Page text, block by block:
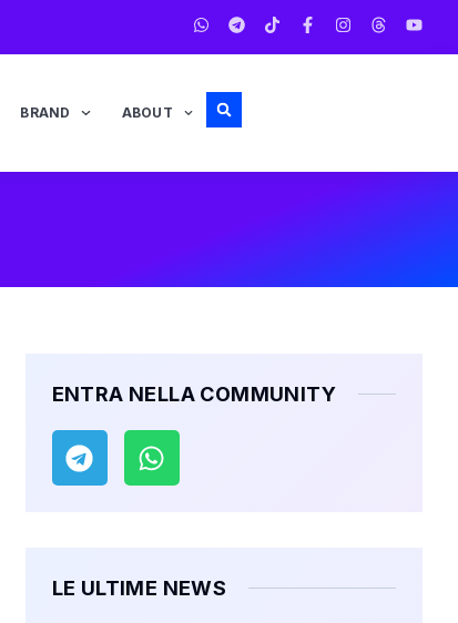
BRAND ABOUT
ENTRA NELLA COMMUNITY
LE ULTIME NEWS